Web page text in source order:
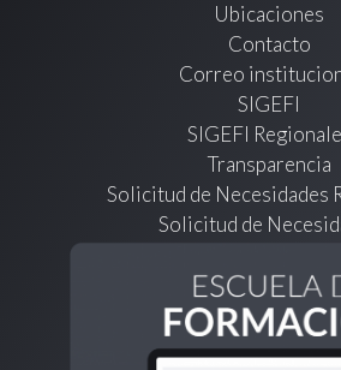
Ubicaciones
Contacto
Correo
SIGEFI
SIGEFI
Transparencia
Solicitud de Necesidades
Solicitud de